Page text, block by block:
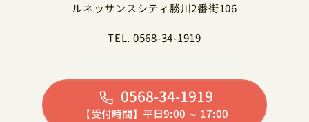
ルネッサンスシティ勝川2番街106
TEL. 0568-34-1919
0568-34-1919
【受付時間】平日9:00 ～ 17:00